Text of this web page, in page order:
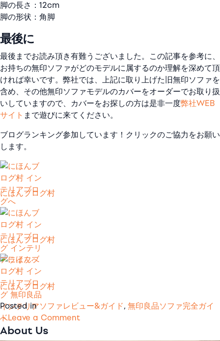
脚の長さ：12cm
脚の形状：角脚
最後に
最後までお読み頂き有難うございました。この記事を参考に、
お持ちの無印ソファがどのモデルに属するのか理解を深めて頂
ければ幸いです。弊社では、上記に取り上げた旧無印ソファを
含め、その他無印ソファモデルのカバーをオーダーでお取り扱
いしていますので、カバーをお探しの方は是非一度弊社WEB
サイト まで遊びに来てください。
ブログランキング参加しています！クリックのご協力をお願い
します。
にほんブログ村
にほんブログ村
にほんブログ村
Posted inソファレビュー&ガイド, 無印良品ソファ完全ガイ
ドLeave a Commenton
About Us